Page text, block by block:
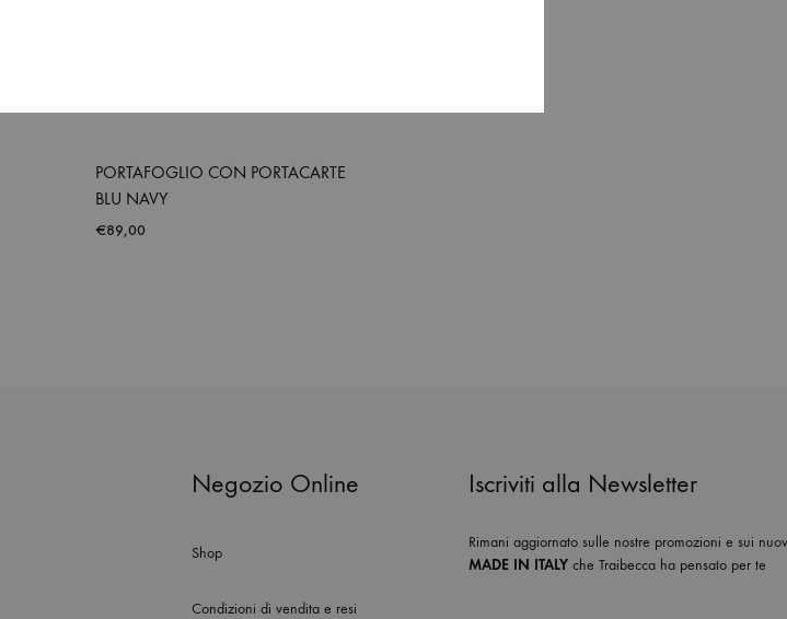
PORTAFOGLIO CON PORTACARTE
BLU NAVY
€89,00
Negozio Online
Shop
Condizioni di vendita e resi
Iscriviti alla Newsletter
Rimani aggiornato sulle nostre promozioni e sui
MADE IN ITALY che Traibecca ha pensato per te